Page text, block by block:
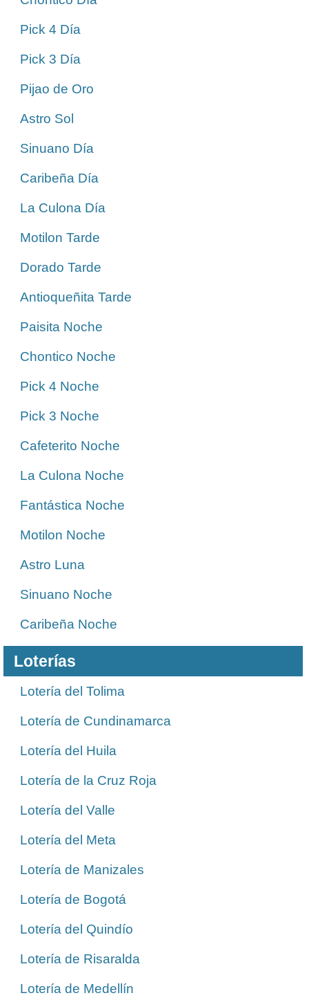
Pick 4 Día
Pick 3 Día
Pijao de Oro
Astro Sol
Sinuano Día
Caribeña Día
La Culona Día
Motilon Tarde
Dorado Tarde
Antioqueñita Tarde
Paisita Noche
Chontico Noche
Pick 4 Noche
Pick 3 Noche
Cafeterito Noche
La Culona Noche
Fantástica Noche
Motilon Noche
Astro Luna
Sinuano Noche
Caribeña Noche
Loterías
Lotería del Tolima
Lotería de Cundinamarca
Lotería del Huila
Lotería de la Cruz Roja
Lotería del Valle
Lotería del Meta
Lotería de Manizales
Lotería de Bogotá
Lotería del Quindío
Lotería de Risaralda
Lotería de Medellín